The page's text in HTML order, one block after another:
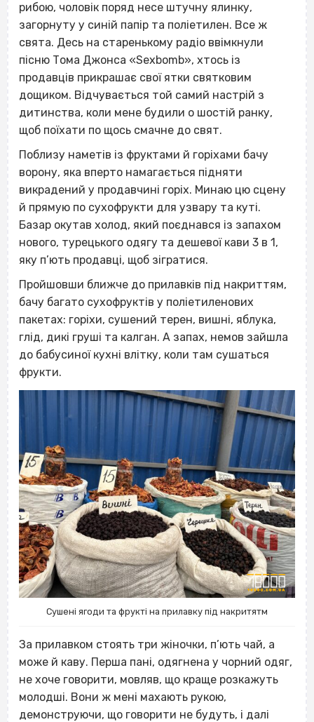
рибою, чоловік поряд несе штучну ялинку,
загорнуту у синій папір та поліетилен. Все ж
свята. Десь на старенькому радіо ввімкнули
пісню Тома Джонса «Sexbomb», хтось із
продавців прикрашає свої ятки святковим
дощиком. Відчувається той самий настрій з
дитинства, коли мене будили о шостій ранку,
щоб поїхати по щось смачне до свят.
Поблизу наметів із фруктами й горіхами бачу
ворону, яка вперто намагається підняти
викрадений у продавчині горіх. Минаю цю сцену
й прямую по сухофрукти для узвару та куті.
Базар окутав холод, який поєднався із запахом
нового, турецького одягу та дешевої кави 3 в 1,
яку п’ють продавці, щоб зігратися.
Пройшовши ближче до прилавків під накриттям,
бачу багато сухофруктів у поліетиленових
пакетах: горіхи, сушений терен, вишні, яблука,
глід, дикі груші та калган. А запах, немов зайшла
до бабусиної кухні влітку, коли там сушаться
фрукти.
Сушені ягоди та фрукті на прилавку під накритятм
За прилавком стоять три жіночки, п’ють чай, а
може й каву. Перша пані, одягнена у чорний одяг,
не хоче говорити, мовляв, що краще розкажуть
молодші. Вони ж мені махають рукою,
демонструючи, що говорити не будуть, і далі